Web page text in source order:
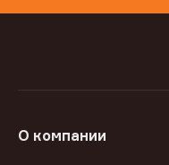
О компании